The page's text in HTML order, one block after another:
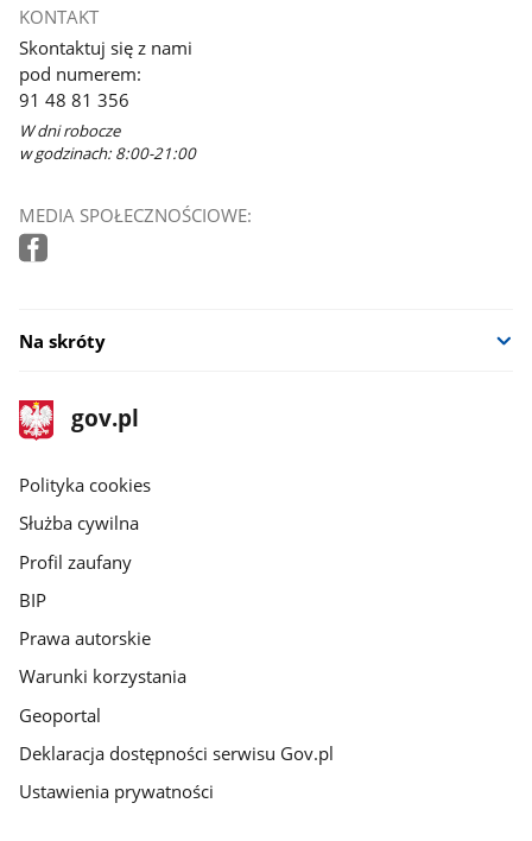
KONTAKT
Skontaktuj się z nami
pod numerem:
91 48 81 356
W dni robocze
w godzinach: 8:00-21:00
MEDIA SPOŁECZNOŚCIOWE:
Na skróty
stopka
gov.pl
Strona
gov.pl
gov.pl
Polityka cookies
Służba cywilna
Profil zaufany
BIP
Prawa autorskie
Warunki korzystania
Geoportal
Deklaracja dostępności serwisu Gov.pl
Ustawienia prywatności